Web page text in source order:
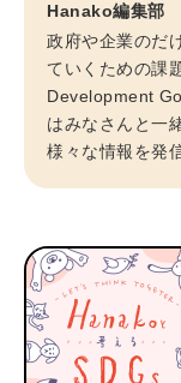
Hanako編集部
政府や企業のだ
ていくための課
Development
はみなさんと一
様々な情報を発